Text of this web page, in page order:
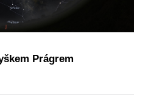
Prágrem